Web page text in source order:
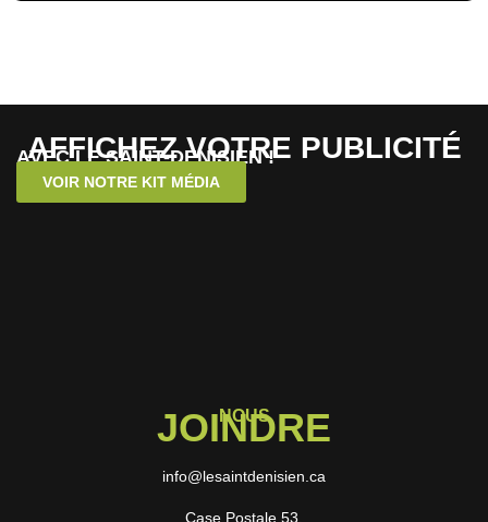
AFFICHEZ VOTRE PUBLICITÉ
AVEC LE SAINT-DENISIEN !
VOIR NOTRE KIT MÉDIA
NOUS
JOINDRE
info@lesaintdenisien.ca
Case Postale 53,